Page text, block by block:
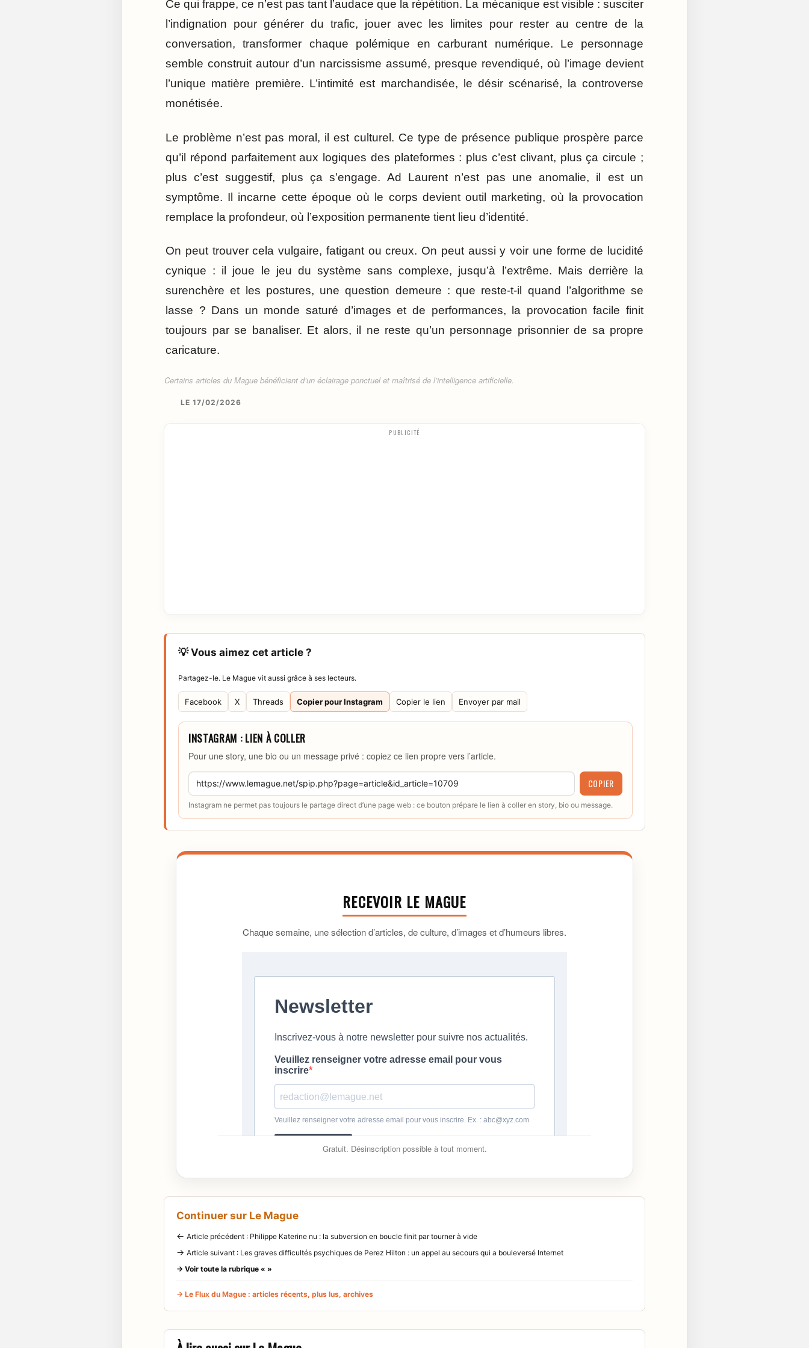
Ce qui frappe, ce n’est pas tant l’audace que la répétition. La mécanique est visible : susciter
l’indignation pour générer du trafic, jouer avec les limites pour rester au centre de la
conversation, transformer chaque polémique en carburant numérique. Le personnage
semble construit autour d’un narcissisme assumé, presque revendiqué, où l’image devient
l’unique matière première. L’intimité est marchandisée, le désir scénarisé, la controverse
monétisée.
Le problème n’est pas moral, il est culturel. Ce type de présence publique prospère parce
qu’il répond parfaitement aux logiques des plateformes : plus c’est clivant, plus ça circule ;
plus c’est suggestif, plus ça s’engage. Ad Laurent n’est pas une anomalie, il est un
symptôme. Il incarne cette époque où le corps devient outil marketing, où la provocation
remplace la profondeur, où l’exposition permanente tient lieu d’identité.
On peut trouver cela vulgaire, fatigant ou creux. On peut aussi y voir une forme de lucidité
cynique : il joue le jeu du système sans complexe, jusqu’à l’extrême. Mais derrière la
surenchère et les postures, une question demeure : que reste-t-il quand l’algorithme se
lasse ? Dans un monde saturé d’images et de performances, la provocation facile finit
toujours par se banaliser. Et alors, il ne reste qu’un personnage prisonnier de sa propre
caricature.
Certains articles du Mague bénéficient d’un éclairage ponctuel et maîtrisé de l’intelligence artificielle.
LE 17/02/2026
PUBLICITÉ
💡 Vous aimez cet article ?
Partagez-le. Le Mague vit aussi grâce à ses lecteurs.
Facebook X Threads Copier pour Instagram Copier le lien Envoyer par mail
INSTAGRAM : LIEN À COLLER
Pour une story, une bio ou un message privé : copiez ce lien propre vers l’article.
COPIER
Instagram ne permet pas toujours le partage direct d’une page web : ce bouton prépare le lien à coller en story, bio ou message.
RECEVOIR LE MAGUE
Chaque semaine, une sélection d’articles, de culture, d’images et d’humeurs libres.
Gratuit. Désinscription possible à tout moment.
Continuer sur Le Mague
← Article précédent : Philippe Katerine nu : la subversion en boucle finit par tourner à vide
→ Article suivant : Les graves difficultés psychiques de Perez Hilton : un appel au secours qui a bouleversé Internet
→ Voir toute la rubrique « »
→ Le Flux du Mague : articles récents, plus lus, archives